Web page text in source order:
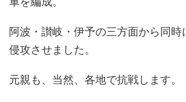
阿波・讃岐・伊予の三方面から同時
侵攻させました。
元親も、当然、各地で抗戦します。